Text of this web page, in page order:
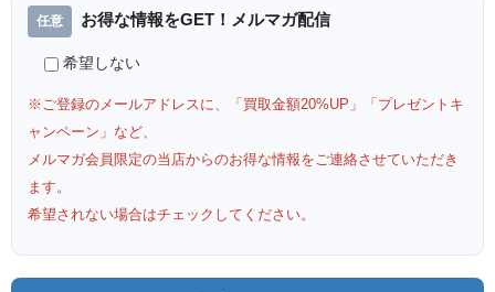
お得な情報をGET！メルマガ配信
希望しない
※ご登録のメールアドレスに、「買取金額20%UP」「プレゼントキ
ャンペーン」など、
メルマガ会員限定の当店からのお得な情報をご連絡させていただき
ます。
希望されない場合はチェックしてください。